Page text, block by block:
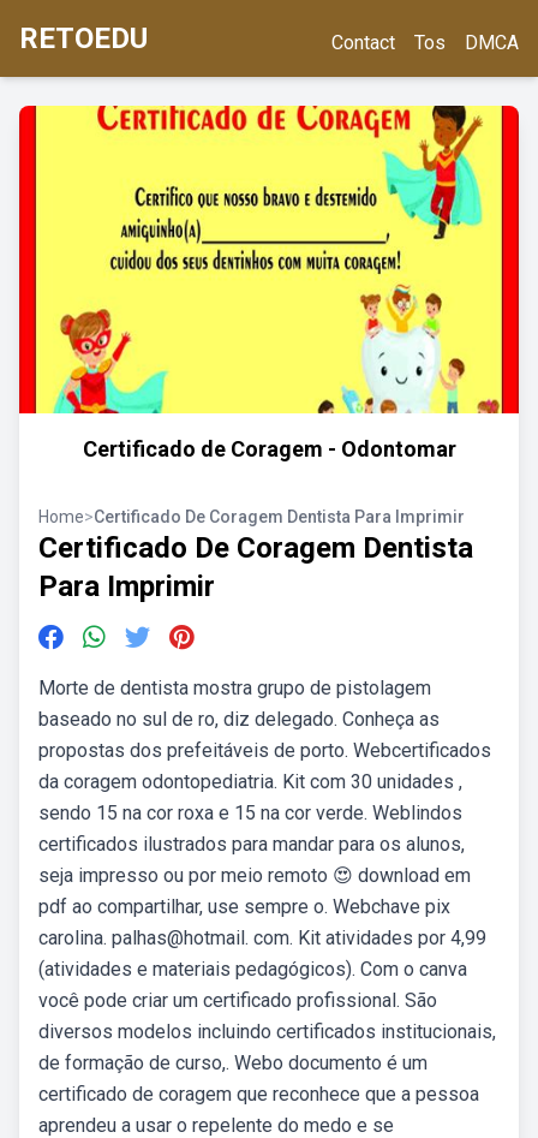
RETOEDU Contact Tos DMCA
Certificado de Coragem - Odontomar
Home>Certificado De Coragem Dentista Para Imprimir
Certificado De Coragem Dentista
Para Imprimir
Morte de dentista mostra grupo de pistolagem
baseado no sul de ro, diz delegado. Conheça as
propostas dos prefeitáveis de porto. Webcertificados
da coragem odontopediatria. Kit com 30 unidades ,
sendo 15 na cor roxa e 15 na cor verde. Weblindos
certificados ilustrados para mandar para os alunos,
seja impresso ou por meio remoto 😍 download em
pdf ao compartilhar, use sempre o. Webchave pix
carolina. palhas@hotmail. com. Kit atividades por 4,99
(atividades e materiais pedagógicos). Com o canva
você pode criar um certificado profissional. São
diversos modelos incluindo certificados institucionais,
de formação de curso,. Webo documento é um
certificado de coragem que reconhece que a pessoa
aprendeu a usar o repelente do medo e se